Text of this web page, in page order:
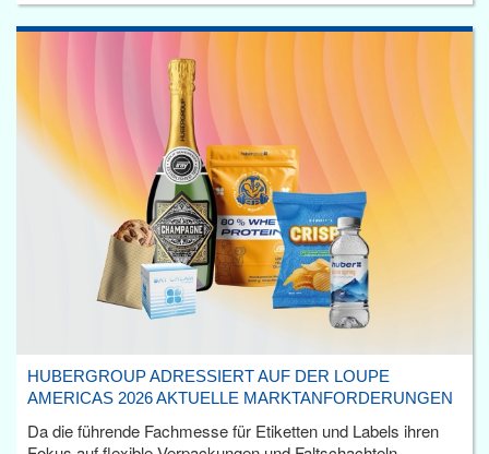
HUBERGROUP ADRESSIERT AUF DER LOUPE
AMERICAS 2026 AKTUELLE MARKTANFORDERUNGEN
Da die führende Fachmesse für Etiketten und Labels ihren